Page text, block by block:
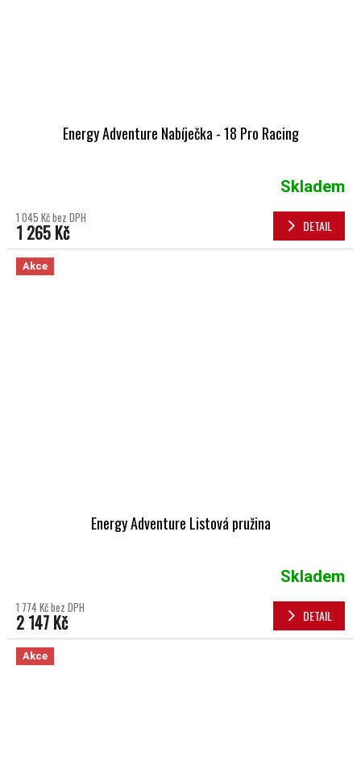
Energy Adventure Nabíječka - 18 Pro Racing
Skladem
1 045 Kč bez DPH
1 265 Kč DETAIL
Akce
Energy Adventure Listová pružina
Skladem
1 774 Kč bez DPH
2 147 Kč DETAIL
Akce